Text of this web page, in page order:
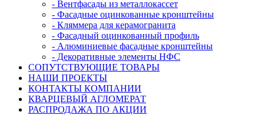
- Вентфасады из металлокассет
- Фасадные оцинкованные кронштейны
- Кляммера для керамогранита
- Фасадный оцинкованный профиль
- Алюминиевые фасадные кронштейны
- Декоративные элементы НФС
СОПУТСТВУЮЩИЕ ТОВАРЫ
НАШИ ПРОЕКТЫ
КОНТАКТЫ КОМПАНИИ
КВАРЦЕВЫЙ АГЛОМЕРАТ
РАСПРОДАЖА ПО АКЦИИ